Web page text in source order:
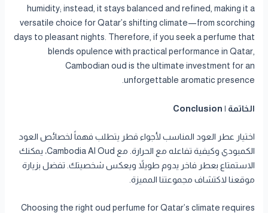
humidity; instead, it stays balanced and refined, making it a
versatile choice for Qatar’s shifting climate—from scorching
days to pleasant nights. Therefore, if you seek a perfume that
blends opulence with practical performance in Qatar,
Cambodian oud is the ultimate investment for an
unforgettable aromatic presence.
الخاتمة | Conclusion
اختيار عطر العود المناسب لأجواء قطر يتطلب فهماً لخصائص العود
الكمبودي وكيفية تفاعله مع الحرارة. مع Cambodia Al Oud، يمكنك
الاستمتاع بعطر فاخر يدوم طويلاً ويعكس شخصيتك. تفضل بزيارة
موقعنا لاكتشاف مجموعتنا المميزة.
Choosing the right oud perfume for Qatar’s climate requires